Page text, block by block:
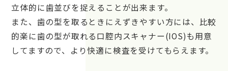
立体的に歯並びを捉えることが出来ます。
また、歯の型を取るときにえずきやすい方には、比較
的楽に歯の型が取れる口腔内スキャナー(IOS)も用意
してますので、より快適に検査を受けてもらえます。